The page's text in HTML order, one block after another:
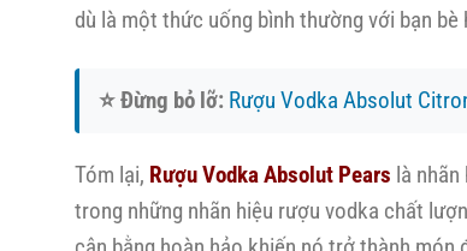
dù là một thức uống bình thường với bạn
⭐ Đừng bỏ lỡ: Rượu Vodka Absolut
Tóm lại, Rượu Vodka Absolut Pears là
trong những nhãn hiệu rượu vodka chất